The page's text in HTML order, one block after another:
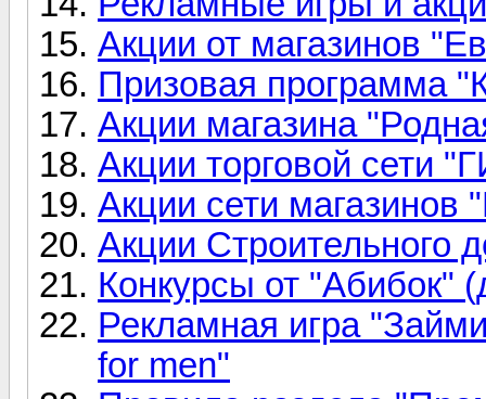
Акции от магазинов
Призовая программа
Акции магазина
Акции торговой сети
Акции сети магазинов
Акции Строительного
Конкурсы от "Абибок"
Рекламная игра
for men"